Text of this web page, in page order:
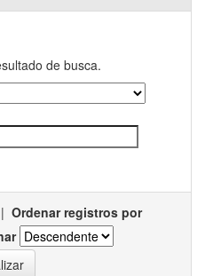
de busca.
| Ordenar registros por